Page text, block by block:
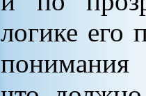
логике его
понимания